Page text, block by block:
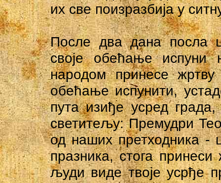
их све поизразбија у
После два дана посла
своје обећање
народом принесе
обећање испунити,
пута изиђе усред
светитељу: Премудри
од наших претходника -
празника, стога
људи виде твоје усрђе